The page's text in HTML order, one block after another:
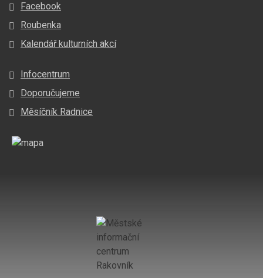
Facebook
Roubenka
Kalendář kulturních akcí
Infocentrum
Doporučujeme
Měsíčník Radnice